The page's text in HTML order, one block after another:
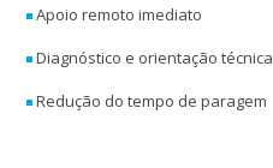
Apoio remoto imediato
Diagnóstico e orientação técnica
Redução do tempo de paragem